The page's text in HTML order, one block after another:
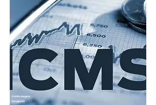
Divulgação
Crédito Imagem: